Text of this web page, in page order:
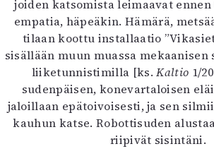
joiden katsomista leimaavat
empatia, häpeäkin. Hämärä,
tilaan koottu installaatio
sisällään muun muassa
liiketunnistimilla [ks.Kaltio 1/
sudenpäisen, konevartaloisen
jaloillaan epätoivoisesti, ja sen
kauhun katse. Robottisuden
riipivät sisintäni.